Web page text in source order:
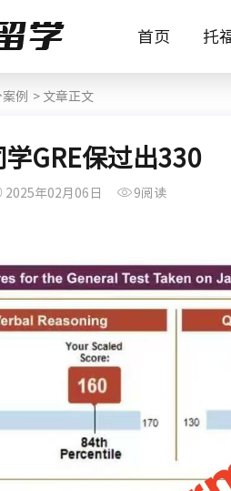
首页 托
例 > 文章正文
GRE保过出330
2025年02月06日 9阅读